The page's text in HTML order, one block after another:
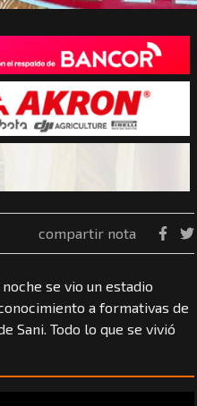
compartir nota
se vio un estadio
a formativas de
Sani. Todo lo que se vivió